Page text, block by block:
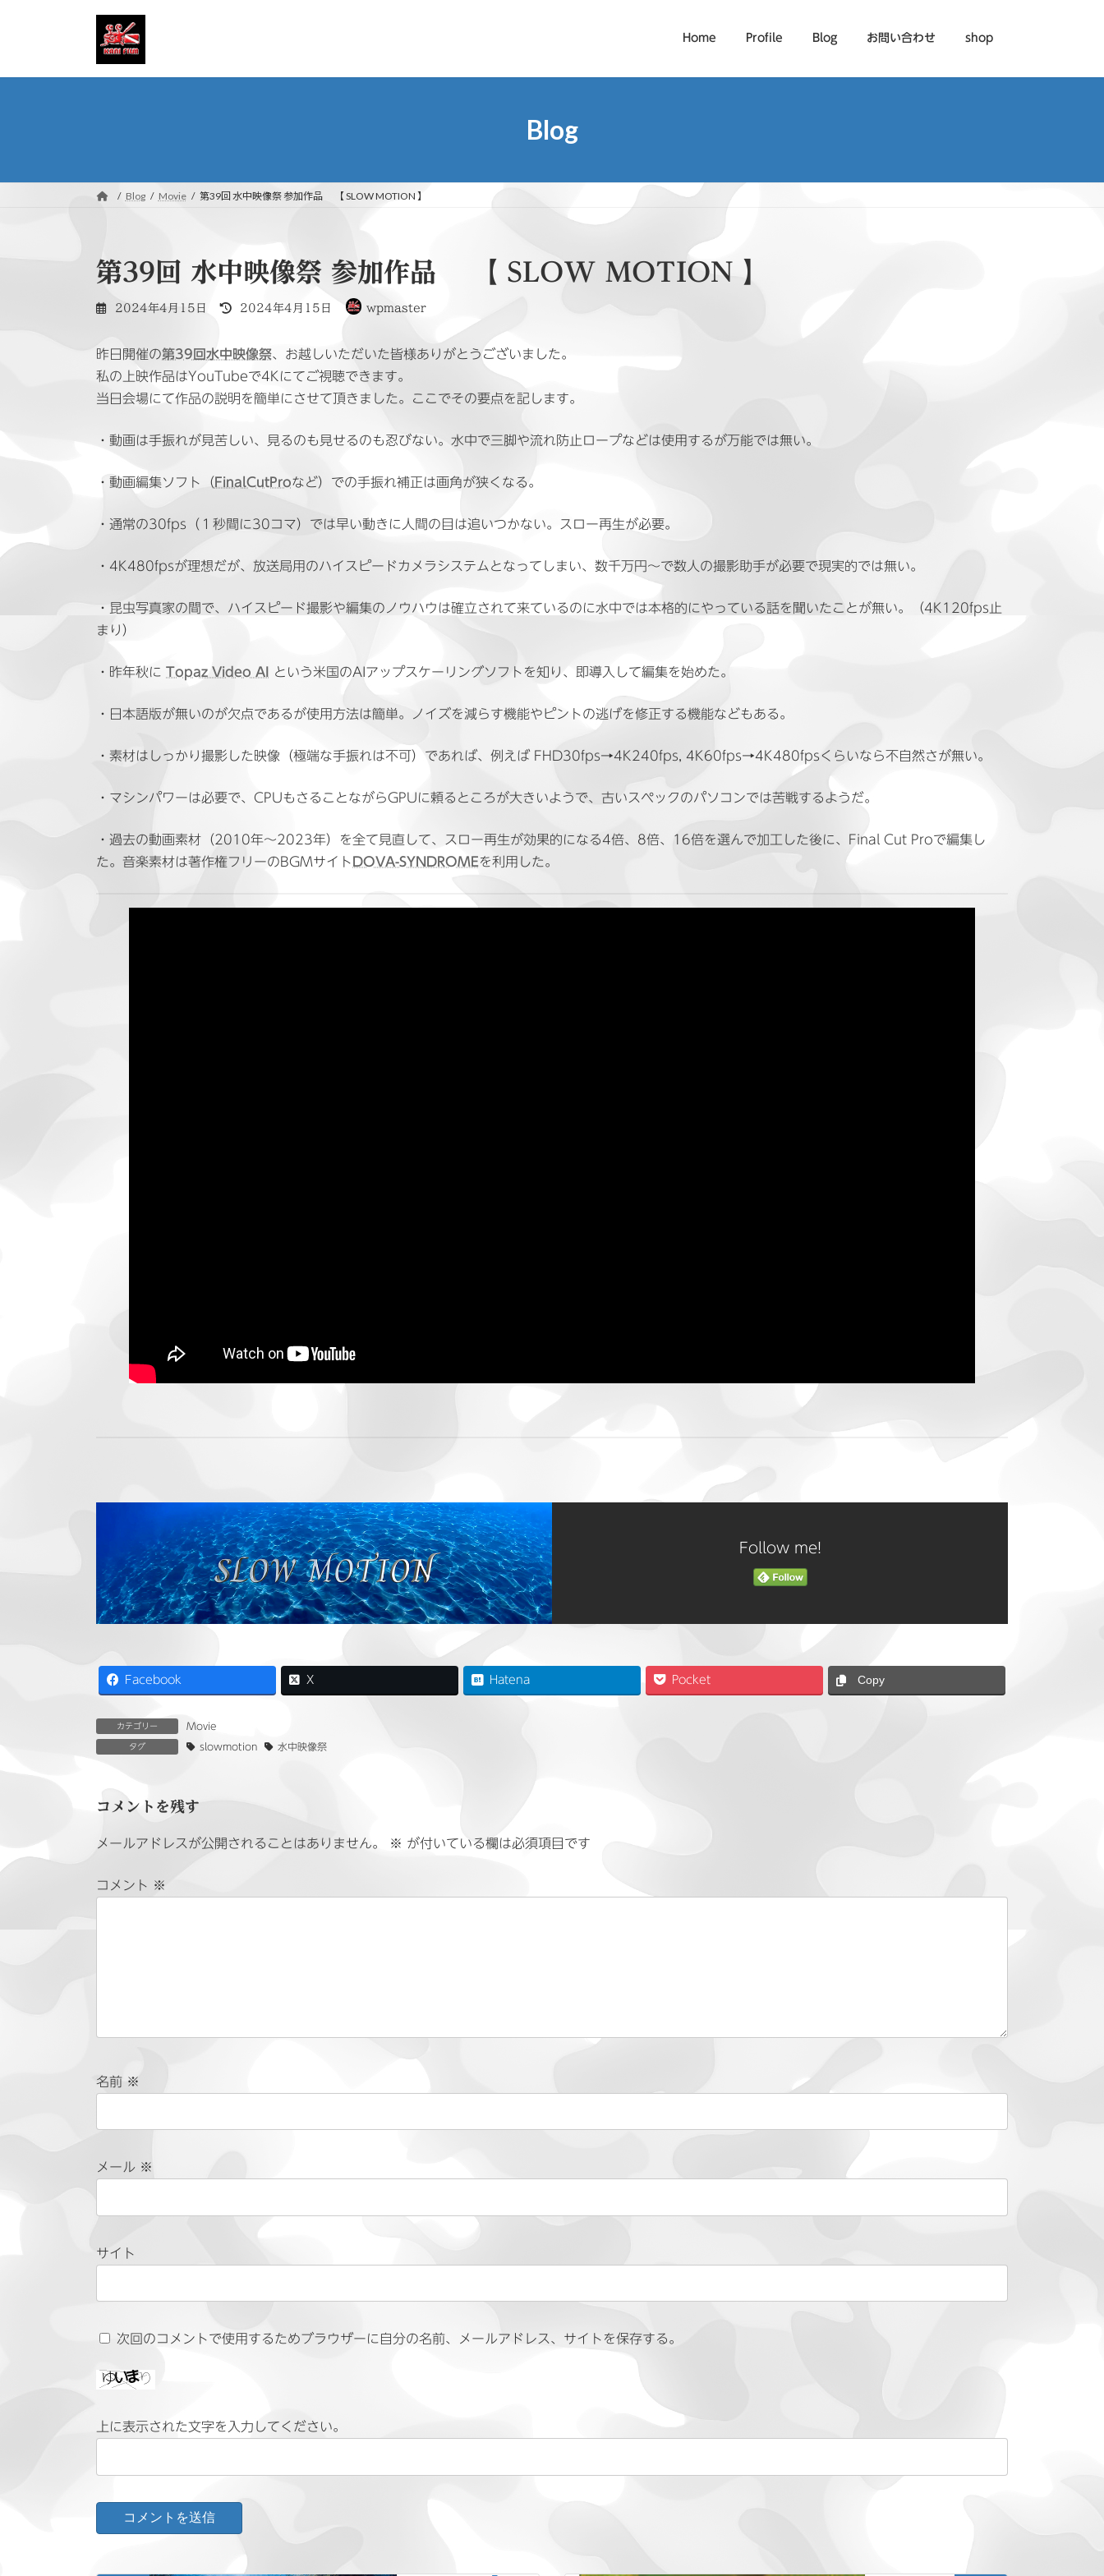
プ
動
Home Profile Blog お問い合わせ shop
Blog
Blog Movie 第39回 水中映像祭 参加作品 【 SLOW MOTION 】
第39回 水中映像祭 参加作品 【 SLOW MOTION 】
2024年4月15日
最
新
日
:
2024年4月15日 wpmaster
昨日開催の第39回水中映像祭、お越しいただいた皆様ありがとうございました。
私の上映作品はYouTubeで4Kにてご視聴できます。
当日会場にて作品の説明を簡単にさせて頂きました。ここでその要点を記します。
・動画は手振れが見苦しい、見るのも見せるのも忍びない。水中で三脚や流れ防止ロープなどは使用するが万能では無い。
・動画編集ソフト（ FinalCutProなど）での手振れ補正は画角が狭くなる。
・通常の30fps（１秒間に30コマ）では早い動きに人間の目は追いつかない。スロー再生が必要。
・4K480fpsが理想だが、放送局用のハイスピードカメラシステムとなってしまい、数千万円〜で数人の撮影助手が必要で現実的では無い。
・昆虫写真家の間で、ハイスピード撮影や編集のノウハウは確立されて来ているのに水中では本格的にやっている話を聞いたことが無い。（4K120fps止
まり）
・昨年秋に Topaz Video AI という米国のAIアップスケーリングソフトを知り、即導入して編集を始めた。
・日本語版が無いのが欠点であるが使用方法は簡単。ノイズを減らす機能やピントの逃げを修正する機能などもある。
・素材はしっかり撮影した映像（極端な手振れは不可）であれば、例えば FHD30fps→4K240fps, 4K60fps→4K480fpsくらいなら不自然さが無い。
・マシンパワーは必要で、CPUもさることながらGPUに頼るところが大きいようで、古いスペックのパソコンでは苦戦するようだ。
・過去の動画素材（2010年〜2023年）を全て見直して、スロー再生が効果的になる4倍、8倍、16倍を選んで加工した後に、Final Cut Proで編集し
た。音楽素材は著作権フリーのBGMサイト DOVA-SYNDROMEを利用した。
Follow me!
Facebook X Hatena Pocket Copy
カテゴリー Movie
タグ slowmotion 水中映像祭
コメントを残す
メールアドレスが公開されることはありません。 ※ が付いている欄は必須項目です
コメント ※
名前 ※
メール ※
サイト
次回のコメントで使用するためブラウザーに自分の名前、メールアドレス、サイトを保存する。
上に表示された文字を入力してください。